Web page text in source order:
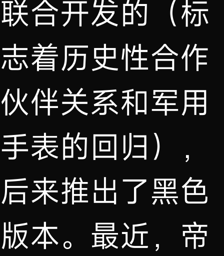
联合开发的（标
志着历史性合作
伙伴关系和军用
手表的回归），
后来推出了黑色
版本。最近，帝